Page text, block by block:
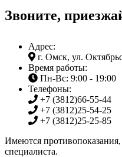
Звоните,
Адрес:
г. Омск, ул.
Время работы:
Пн-Вс: 9:00 - 19:00
Телефоны:
+7 (3812)66-55-44
+7 (3812)25-54-25
+7 (3812)25-25-85
Имеются противопоказания,
специалиста.